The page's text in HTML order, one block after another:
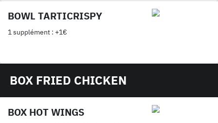
BOWL TARTICRISPY
1 supplément : +1€
BOX FRIED CHICKEN
BOX HOT WINGS